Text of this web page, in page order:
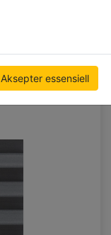
Aksepter essensiell